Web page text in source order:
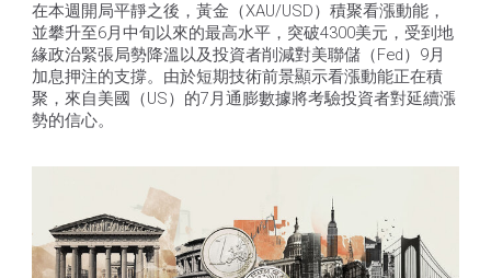
在本週開局平靜之後，黃金（XAU/USD）積聚看漲動能，
並攀升至6月中旬以來的最高水平，突破4300美元，受到地
緣政治緊張局勢降溫以及投資者削減對美聯儲（Fed）9月
加息押注的支撐。由於短期技術前景顯示看漲動能正在積
聚，來自美國（US）的7月通膨數據將考驗投資者對延續漲
勢的信心。